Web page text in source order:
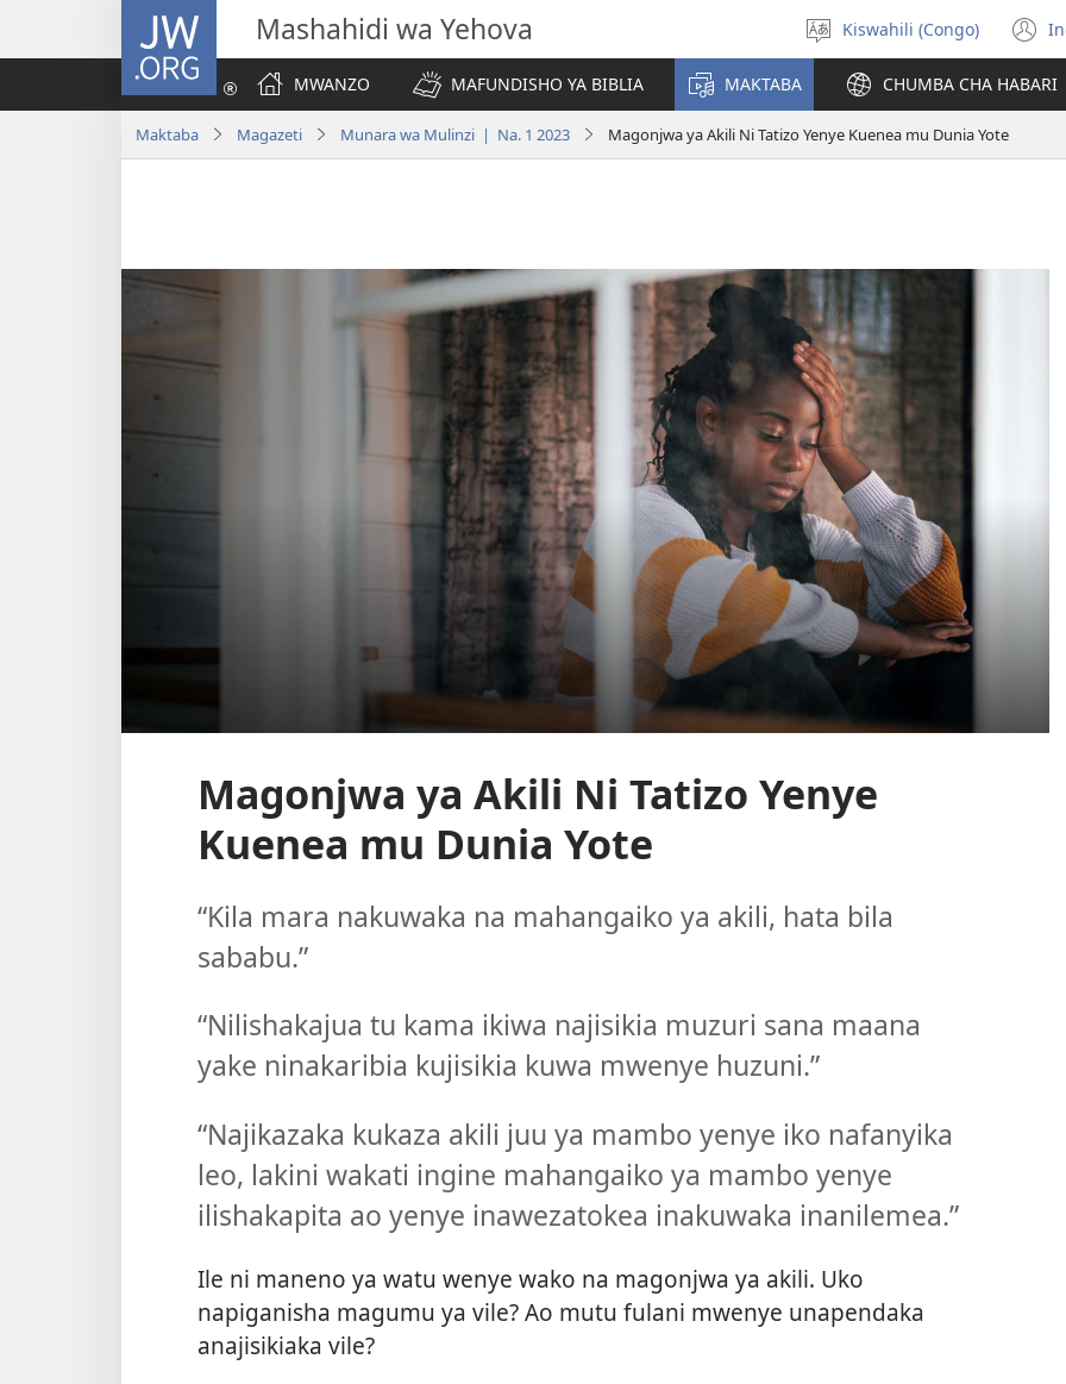
JW.ORG Mashahidi wa Yehova
Chagua
luga
Kiswahili (Congo)
MWANZO
MAFUNDISHO YA BIBLIA MAKTABA CHUMBA CHA HABARI
Maktaba Magazeti Munara wa Mulinzi | Na. 1 2023 Magonjwa ya Akili Ni Tatizo Yenye Kuenea mu Dunia Yote
Magonjwa ya Akili Ni Tatizo Yenye
Kuenea mu Dunia Yote
“Kila mara nakuwaka na mahangaiko ya akili, hata bila
sababu.”
“Nilishakajua tu kama ikiwa najisikia muzuri sana maana
yake ninakaribia kujisikia kuwa mwenye huzuni.”
“Najikazaka kukaza akili juu ya mambo yenye iko nafanyika
leo, lakini wakati ingine mahangaiko ya mambo yenye
ilishakapita ao yenye inawezatokea inakuwaka inanilemea.”
Ile ni maneno ya watu wenye wako na magonjwa ya akili. Uko
napiganisha magumu ya vile? Ao mutu fulani mwenye unapendaka
anajisikiaka vile?